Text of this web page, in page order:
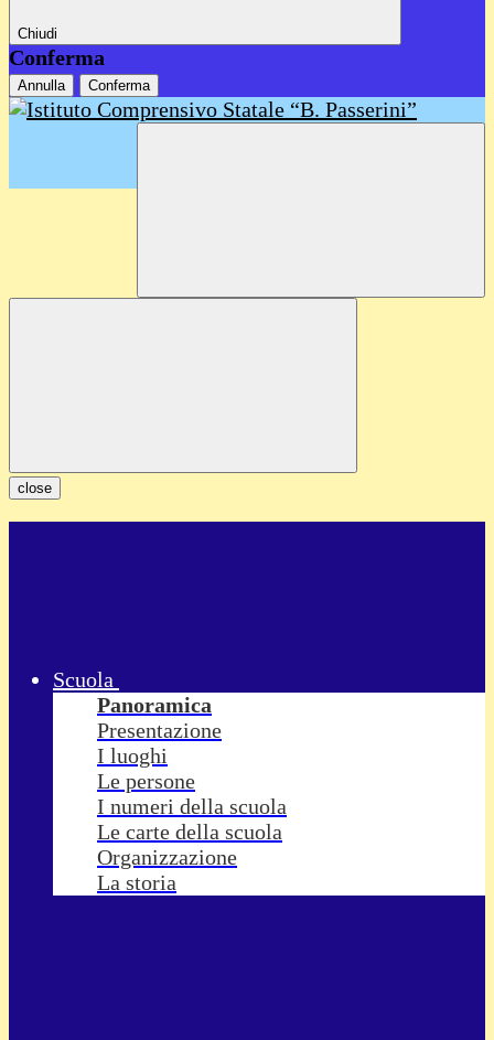
Chiudi
Conferma
Annulla Conferma
close
Scuola
Panoramica
Presentazione
I luoghi
Le persone
I numeri della scuola
Le carte della scuola
Organizzazione
La storia